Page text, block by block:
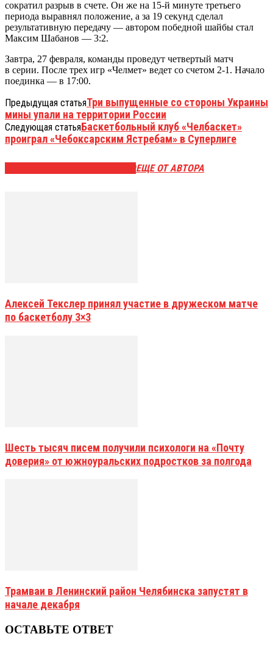
сократил разрыв в счете. Он же на 15-й минуте третьего
периода выравнял положение, а за 19 секунд сделал
результативную передачу — автором победной шайбы стал
Максим Шабанов — 3:2.
Завтра, 27 февраля, команды проведут четвертый матч
в серии. После трех игр «Челмет» ведет со счетом 2-1. Начало
поединка — в 17:00.
Предыдущая статьяТри выпущенные со стороны Украины
мины упали на территории России
Следующая статьяБаскетбольный клуб «Челбаскет»
проиграл «Чебоксарским Ястребам» в Суперлиге
ЕЩЕ ОТ АВТОРА
Алексей Текслер принял участие в дружеском матче
по баскетболу 3×3
Шесть тысяч писем получили психологи на «Почту
доверия» от южноуральских подростков за полгода
Трамваи в Ленинский район Челябинска запустят в
начале декабря
ОСТАВЬТЕ ОТВЕТ